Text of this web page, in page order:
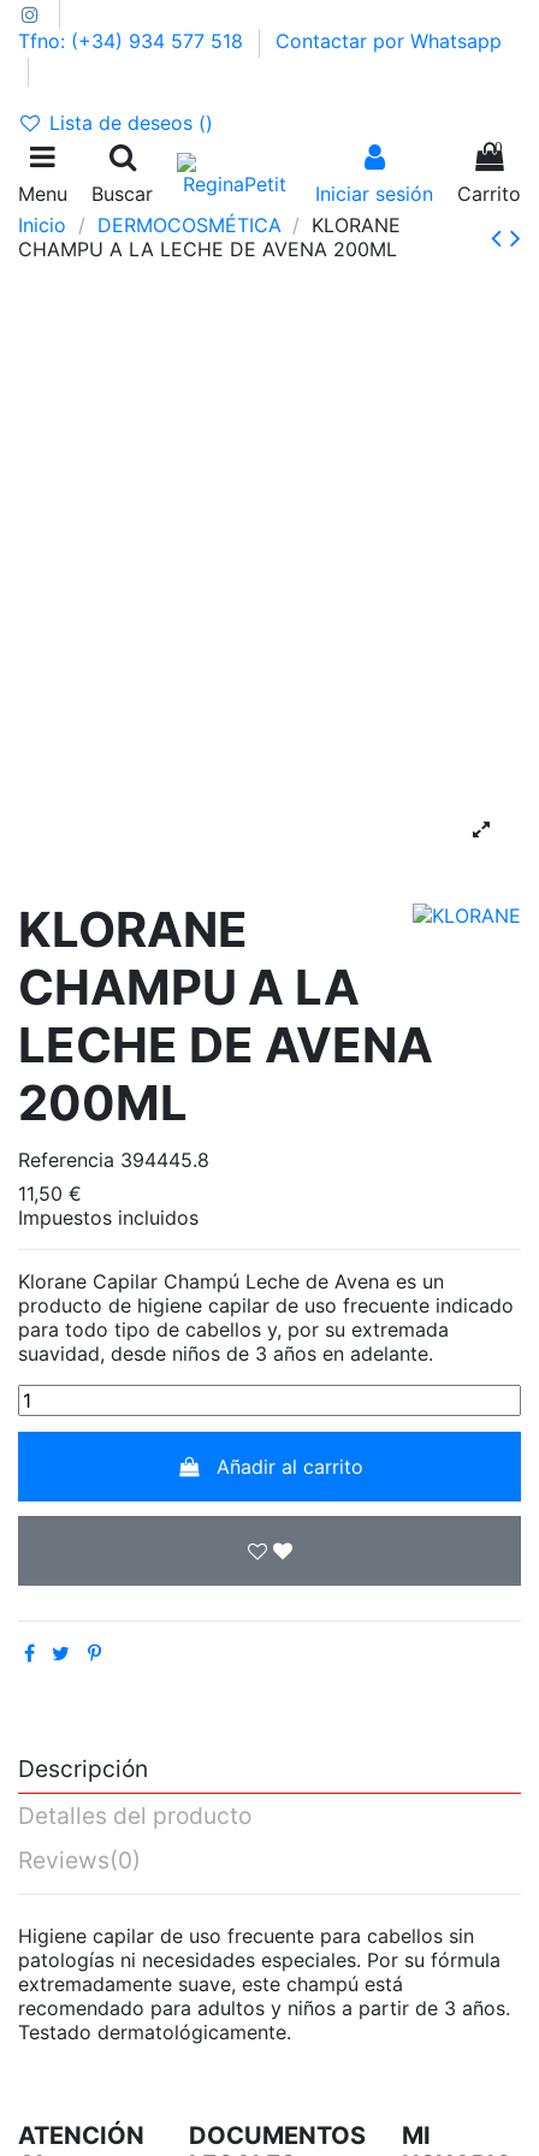
Tfno: (+34) 934 577 518 Contactar por Whatsapp
Lista de deseos ()
Menu Buscar Iniciar sesión
0
Carrito
Inicio
DERMOCOSMÉTICA
KLORANE
CHAMPU A LA LECHE DE AVENA 200ML
KLORANE
CHAMPU A LA
LECHE DE AVENA
200ML
Referencia 394445.8
11,50 €
Impuestos incluidos
Klorane Capilar Champú Leche de Avena es un
producto de higiene capilar de uso frecuente indicado
para todo tipo de cabellos y, por su extremada
suavidad, desde niños de 3 años en adelante.
Añadir al carrito
Descripción
Detalles del producto
Reviews(0)
Higiene capilar de uso frecuente para cabellos sin
patologías ni necesidades especiales. Por su fórmula
extremadamente suave, este champú está
recomendado para adultos y niños a partir de 3 años.
Testado dermatológicamente.
ATENCIÓN
DOCUMENTOS
MI